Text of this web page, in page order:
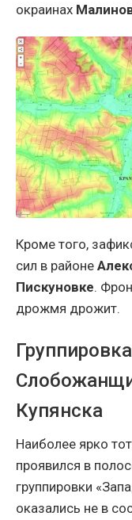
окраинах
Кроме того,
сил в районе
Пискуновке.
дрожмя дрожит.
Купянска
Наиболее ярко
проявился в
группировки
оказались не в